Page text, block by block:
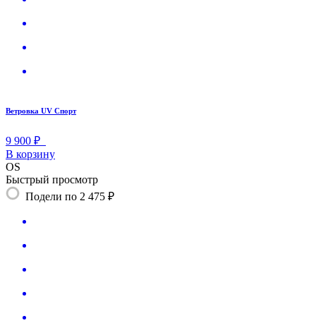
Ветровка UV Спорт
9 900 ₽
В корзину
OS
Быстрый просмотр
Подели по 2 475 ₽